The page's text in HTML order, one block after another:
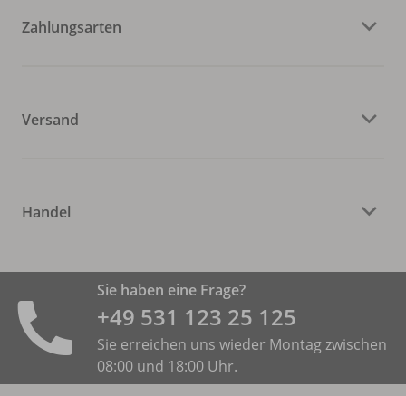
Zahlungsarten
Versand
Handel
Sie haben eine Frage?
+49 531 ­123 25 125
Sie erreichen uns wieder Montag zwischen
08:00 und 18:00 Uhr.